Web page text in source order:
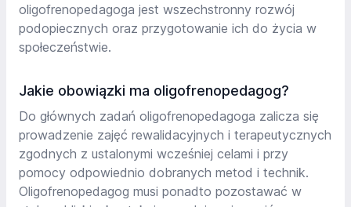
oligofrenopedagoga jest wszechstronny rozwój
podopiecznych oraz przygotowanie ich do życia w
społeczeństwie.
Jakie obowiązki ma oligofrenopedagog?
Do głównych zadań oligofrenopedagoga zalicza się
prowadzenie zajęć rewalidacyjnych i terapeutycznych
zgodnych z ustalonymi wcześniej celami i przy
pomocy odpowiednio dobranych metod i technik.
Oligofrenopedagog musi ponadto pozostawać w